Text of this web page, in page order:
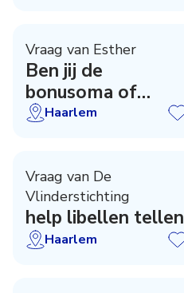
Vraag van Esther
Ben jij de
bonusoma of
steuntante in
Haarlem
Vraag van De
Vlinderstichting
help libellen tellen
Haarlem